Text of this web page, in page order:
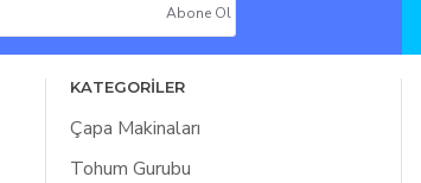
Abone Ol
KATEGORİLER
Çapa Makinaları
Tohum Gurubu